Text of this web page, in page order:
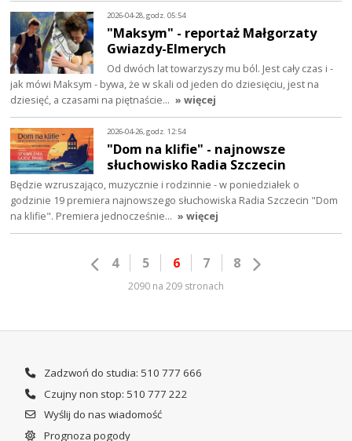
2026-04-28, godz. 05:54
"Maksym" - reportaż Małgorzaty
Gwiazdy-Elmerych
Od dwóch lat towarzyszy mu ból. Jest cały czas i -
jak mówi Maksym - bywa, że w skali od jeden do dziesięciu, jest na
dziesięć, a czasami na piętnaście… » więcej
2026-04-26, godz. 12:54
"Dom na klifie" - najnowsze
słuchowisko Radia Szczecin
Będzie wzruszająco, muzycznie i rodzinnie - w poniedziałek o
godzinie 19 premiera najnowszego słuchowiska Radia Szczecin "Dom
na klifie". Premiera jednocześnie… » więcej
4 5 6 7 8
2090 na 209 stronach
Zadzwoń do studia: 510 777 666
Czujny non stop: 510 777 222
Wyślij do nas wiadomość
Prognoza pogody